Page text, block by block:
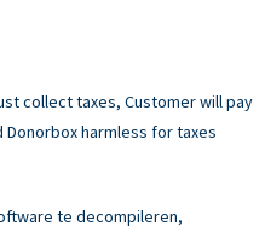
collect taxes, Customer will pay
harmless for taxes
te decompileren,